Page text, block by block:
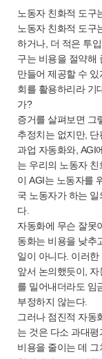
노동자 친화적 도구
노동자 친화적 도구
하거나, 더 적은 투
구는 비용을 절약해
만들어 제공할 수
회를 활용하리라 기
가?
증거를 살펴보면 그
추정치는 없지만,
과업 자동화와, AGI
는 우리의 노동자
이 AGI는 노동자를
국 노동자가 하는
다.
자동화에 무슨 잘못
동화는 비용을 낮추
일이 아니다. 이러
앞서 논의했듯이,
를 밀어내더라도 임
부정하지 않는다.
그러나 점진적 자동
는 것은 다소 과대
비용을 줄이는 데